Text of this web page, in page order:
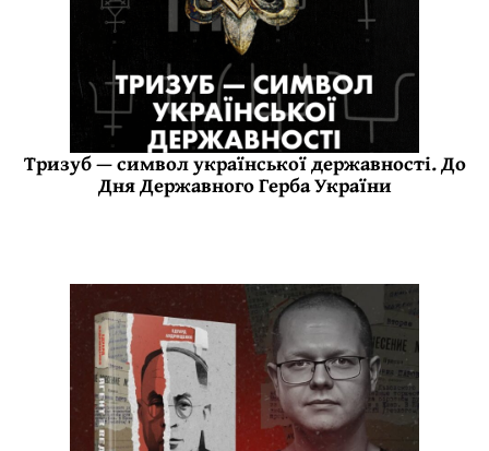
Тризуб — символ української державності. До
Дня Державного Герба України